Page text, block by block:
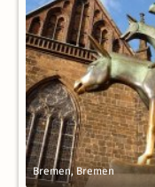
Bremen, Bremen